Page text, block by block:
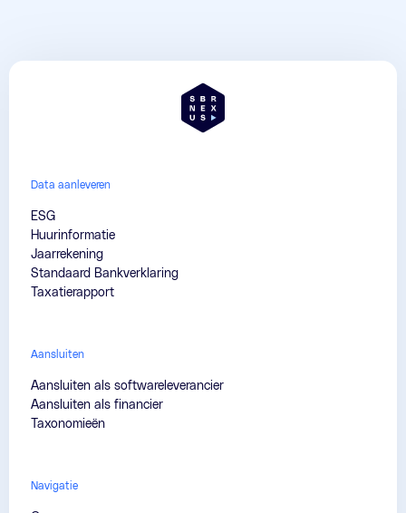
Data aanleveren
ESG
Huurinformatie
Jaarrekening
Standaard Bankverklaring
Taxatierapport
Aansluiten
Aansluiten als softwareleverancier
Aansluiten als financier
Taxonomieën
Navigatie